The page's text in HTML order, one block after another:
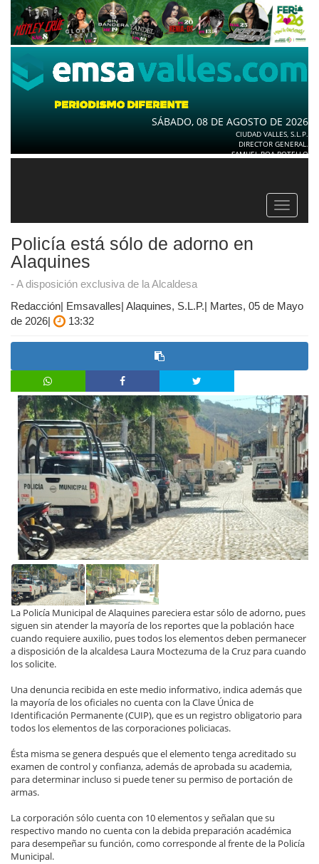
SÁBADO, 08 DE AGOSTO DE 2026
CIUDAD VALLES, S.L.P.
DIRECTOR GENERAL.
SAMUEL ROA BOTELLO
Toggle
Policía está sólo de adorno en
Alaquines
- A disposición exclusiva de la Alcaldesa
Redacción| Emsavalles| Alaquines, S.L.P.| Martes, 05 de Mayo
de 2026|
13:32
La Policía Municipal de Alaquines pareciera estar sólo de adorno, pues
siguen sin atender la mayoría de los reportes que la población hace
cuando requiere auxilio, pues todos los elementos deben permanecer
a disposición de la alcaldesa Laura Moctezuma de la Cruz para cuando
los solicite.
Una denuncia recibida en este medio informativo, indica además que
la mayoría de los oficiales no cuenta con la Clave Única de
Identificación Permanente (CUIP), que es un registro obligatorio para
todos los elementos de las corporaciones policiacas.
Ésta misma se genera después que el elemento tenga acreditado su
examen de control y confianza, además de aprobada su academia,
para determinar incluso si puede tener su permiso de portación de
armas.
La corporación sólo cuenta con 10 elementos y señalan que su
respectivo mando no cuenta con la debida preparación académica
para desempeñar su función, como corresponde al frente de la Policía
Municipal.